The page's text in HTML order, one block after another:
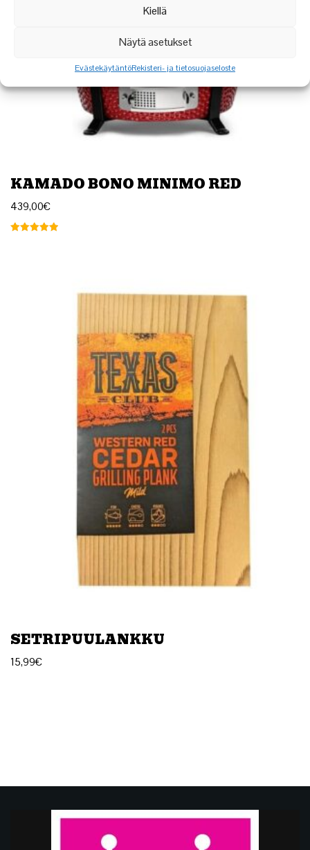
Kiellä
Näytä asetukset
EvästekäytäntöRekisteri- ja tietosuojaseloste
KAMADO BONO MINIMO RED
439,00€
SETRIPUULANKKU
15,99€